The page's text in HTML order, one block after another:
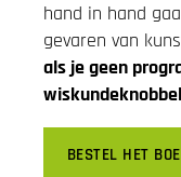
hand in hand
gevaren van
als je geen
BESTEL HET